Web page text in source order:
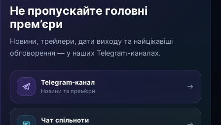
Не пропускайте головні
прем’єри
Новини, трейлери, дати виходу та найцікавіші
обговорення — у наших Telegram-каналах.
Telegram-канал
Новини та прем’єри
Чат спільноти